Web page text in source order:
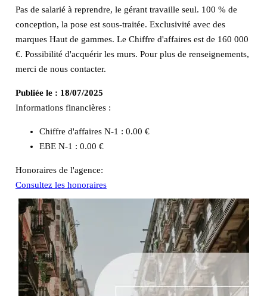
Pas de salarié à reprendre, le gérant travaille seul. 100 % de
conception, la pose est sous-traitée. Exclusivité avec des
marques Haut de gammes. Le Chiffre d'affaires est de 160 000
€. Possibilité d'acquérir les murs. Pour plus de renseignements,
merci de nous contacter.
Publiée le : 18/07/2025
Informations financières :
Chiffre d'affaires N-1 : 0.00 €
EBE N-1 : 0.00 €
Honoraires de l'agence:
Consultez les honoraires